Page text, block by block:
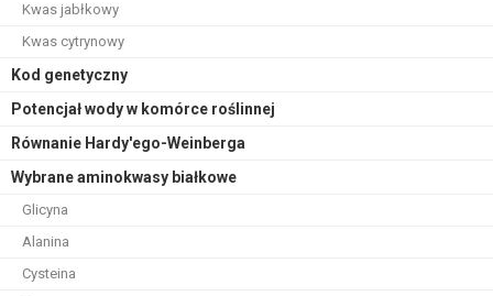
Kwas jabłkowy
Kwas cytrynowy
Kod genetyczny
Potencjał wody w komórce roślinnej
Równanie Hardy'ego-Weinberga
Wybrane aminokwasy białkowe
Glicyna
Alanina
Cysteina